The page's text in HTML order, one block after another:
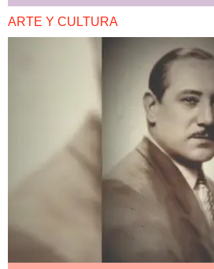
ARTE Y CULTURA